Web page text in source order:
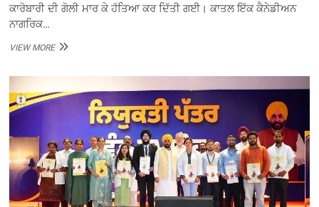
ਕਾਰੋਬਾਰੀ ਦੀ ਗੋਲੀ ਮਾਰ ਕੇ ਹੱਤਿਆ ਕਰ ਦਿੱਤੀ ਗਈ। ਕਾਤਲ ਇੱਕ ਕੈਨੇਡੀਅਨ
ਨਾਗਰਿਕ…
VIEW MOREਐਡਮਿੰਟਨ
ਦੇ
ਗੋਲੀ
ਮਾਰ
ਕੇ
ਕਤਲ